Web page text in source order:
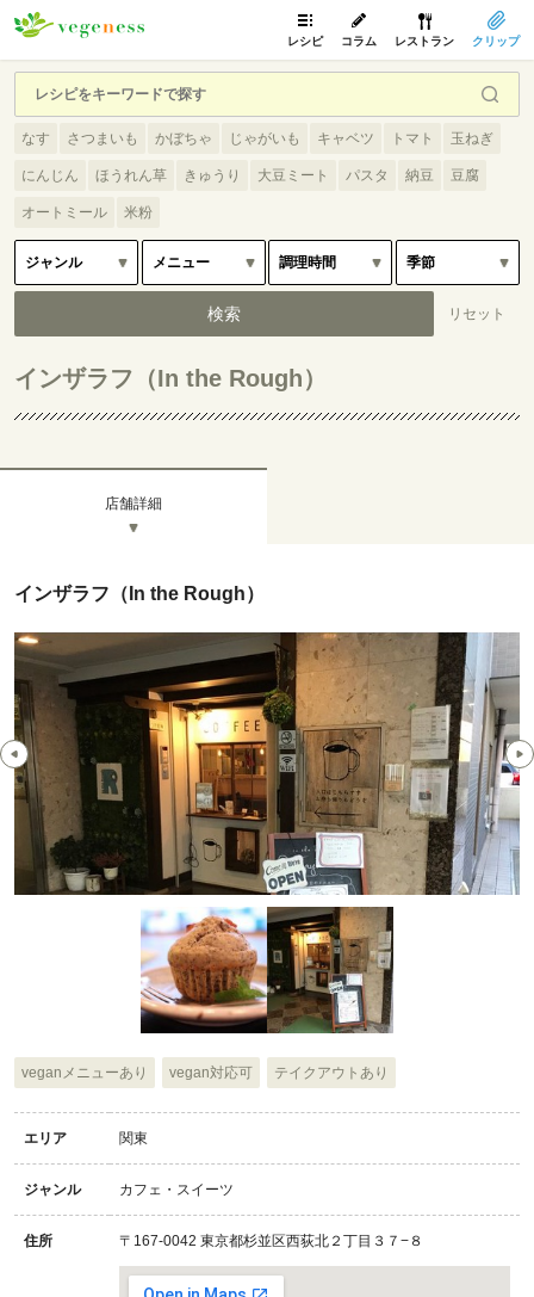
レシピ コラム レストラン クリップ
なす さつまいも かぼちゃ じゃがいも キャベツ トマト 玉ねぎ
にんじん ほうれん草 きゅうり 大豆ミート パスタ 納豆 豆腐
オートミール 米粉
インザラフ（In the Rough）
店舗詳細
インザラフ（In the Rough）
veganメニューあり vegan対応可 テイクアウトあり
エリア 関東
ジャンル カフェ・スイーツ
住所 〒167-0042 東京都杉並区西荻北２丁目３７−８